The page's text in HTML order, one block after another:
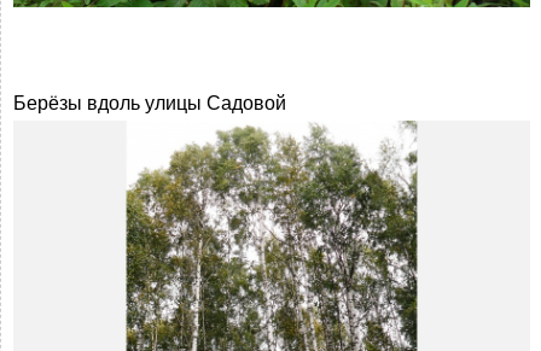
Берёзы вдоль улицы Садовой